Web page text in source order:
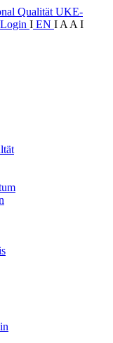
Qualität UKE-
Login I EN I A A I